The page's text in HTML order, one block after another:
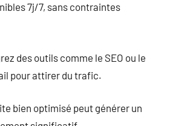
7j/7, sans contraintes
des outils comme le SEO ou le
pour attirer du trafic.
bien optimisé peut générer un